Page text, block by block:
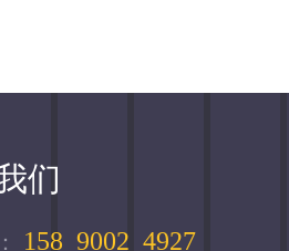
们
158 9002 4927